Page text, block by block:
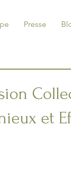
Presse
et